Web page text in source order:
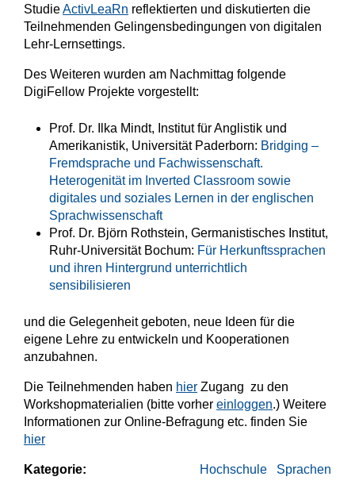
StudieActivLeaRn reflektierten und diskutierten die
Teilnehmenden Gelingensbedingungen von digitalen
Lehr-Lernsettings.
Des Weiteren wurden am Nachmittag folgende
DigiFellow Projekte vorgestellt:
Prof. Dr. Ilka Mindt, Institut für Anglistik und
Amerikanistik, Universität Paderborn: Bridging –
Fremdsprache und Fachwissenschaft.
Heterogenität im Inverted Classroom sowie
digitales und soziales Lernen in der englischen
Sprachwissenschaft
Prof. Dr. Björn Rothstein, Germanistisches Institut,
Ruhr-Universität Bochum: Für Herkunftssprachen
und ihren Hintergrund unterrichtlich
sensibilisieren
und die Gelegenheit geboten, neue Ideen für die
eigene Lehre zu entwickeln und Kooperationen
anzubahnen.
Die Teilnehmenden haben hier Zugang zu den
Workshopmaterialien (bitte vorher einloggen.) Weitere
Informationen zur Online-Befragung etc. finden Sie
hier
Kategorie: Sprachen
Hochschule